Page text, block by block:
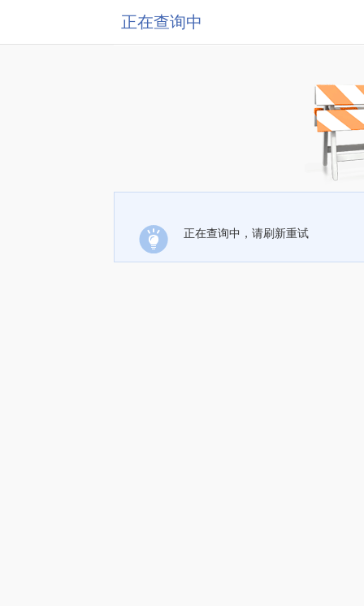
正在查询中
正在查询中，请刷新重试